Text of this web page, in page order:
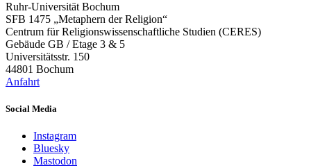
Ruhr-Universität Bochum
SFB 1475 „Metaphern der Religion“
Centrum für Religionswissenschaftliche Studien (CERES)
Gebäude GB / Etage 3 & 5
Universitätsstr. 150
44801 Bochum
Anfahrt
Social Media
Instagram
Bluesky
Mastodon